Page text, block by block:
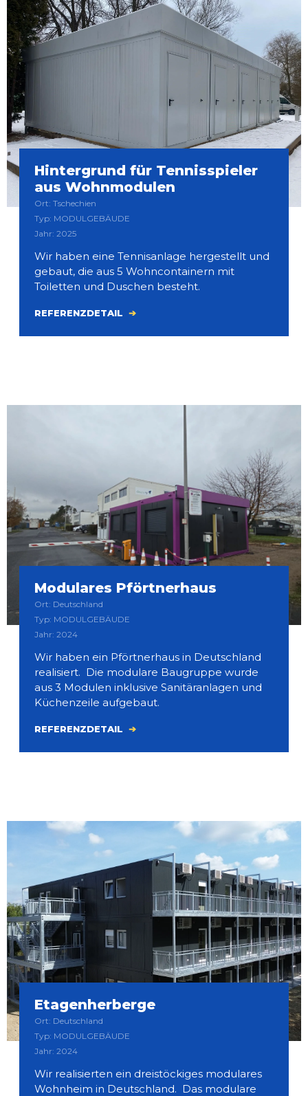
Hintergrund für Tennisspieler
aus Wohnmodulen
Ort: Tschechien
Typ: MODULGEBÄUDE
Jahr: 2025
Wir haben eine Tennisanlage hergestellt und
gebaut, die aus 5 Wohncontainern mit
Toiletten und Duschen besteht.
REFERENZDETAIL
Modulares Pförtnerhaus
Ort: Deutschland
Typ: MODULGEBÄUDE
Jahr: 2024
Wir haben ein Pförtnerhaus in Deutschland
realisiert. Die modulare Baugruppe wurde
aus 3 Modulen inklusive Sanitäranlagen und
Küchenzeile aufgebaut.
REFERENZDETAIL
Etagenherberge
Ort: Deutschland
Typ: MODULGEBÄUDE
Jahr: 2024
Wir realisierten ein dreistöckiges modulares
Wohnheim in Deutschland. Das modulare